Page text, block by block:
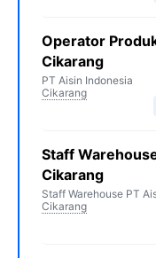
Operator
Cikarang
PT Aisin Indonesia
Cikarang
Staff
Cikarang
Staff Warehouse PT
Cikarang